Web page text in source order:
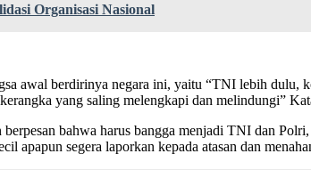
Organisasi Nasional
awal berdirinya negara ini, yaitu “TNI lebih
yang saling melengkapi dan melindungi”
bahwa harus bangga menjadi TNI dan
apapun segera laporkan kepada atasan dan